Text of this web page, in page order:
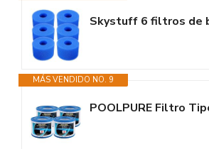
MÁS VENDIDO NO. 9